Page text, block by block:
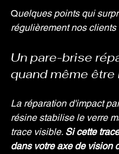
Quelques points qui
régulièrement nos clients
Un pare-brise
quand même être
La réparation d'impact
résine stabilise le verre
trace visible. Si cette
dans votre axe de vision